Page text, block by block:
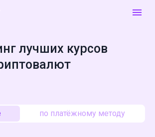
лучших курсов
по платёжному методу